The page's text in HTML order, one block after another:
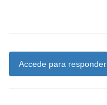
Accede para responder